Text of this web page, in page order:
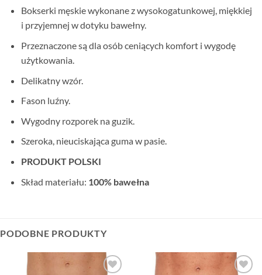
Bokserki męskie wykonane z wysokogatunkowej, miękkiej
i przyjemnej w dotyku bawełny.
Przeznaczone są dla osób ceniących komfort i wygodę
użytkowania.
Delikatny wzór.
Fason luźny.
Wygodny rozporek na guzik.
Szeroka, nieuciskająca guma w pasie.
PRODUKT POLSKI
Skład materiału: 100% bawełna
PODOBNE PRODUKTY